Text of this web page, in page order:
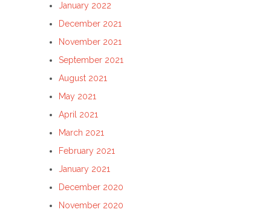
January 2022
December 2021
November 2021
September 2021
August 2021
May 2021
April 2021
March 2021
February 2021
January 2021
December 2020
November 2020